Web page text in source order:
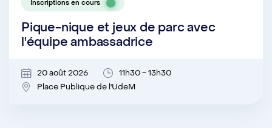
Inscriptions en cours
Pique-nique et jeux de parc avec
l'équipe ambassadrice
20 août 2026
11h30 - 13h30
Place Publique de l'UdeM